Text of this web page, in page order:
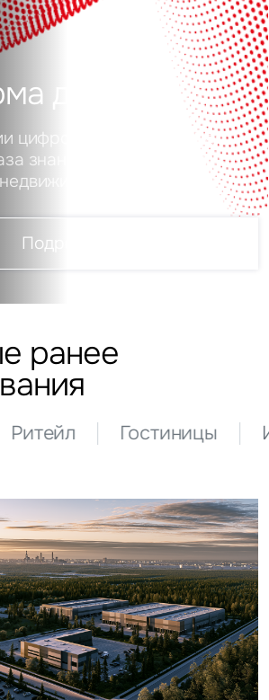
данных
цифровая аналитическая
знаний о рынке
Подробнее
ранее
Ритейл Гостиницы